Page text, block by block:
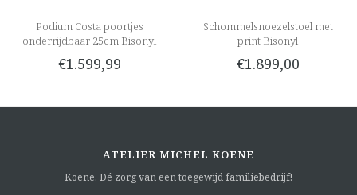
Podium Costa poortjes
onderrijdbaar 25cm Bisonyl
€1.599,99
Schommelsnoezelstoel met
print Bisonyl
€1.899,00
ATELIER MICHEL KOENE
Koene. Dé zorg van een toegewijd familiebedrijf!